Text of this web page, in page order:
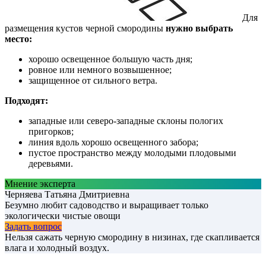
Для
размещения кустов черной смородины нужно выбрать
место:
хорошо освещенное большую часть дня;
ровное или немного возвышенное;
защищенное от сильного ветра.
Подходят:
западные или северо-западные склоны пологих
пригорков;
линия вдоль хорошо освещенного забора;
пустое пространство между молодыми плодовыми
деревьями.
Мнение эксперта
Черняева Татьяна Дмитриевна
Безумно любит садоводство и выращивает только
экологически чистые овощи
Задать вопрос
Нельзя сажать черную смородину в низинах, где скапливается
влага и холодный воздух.